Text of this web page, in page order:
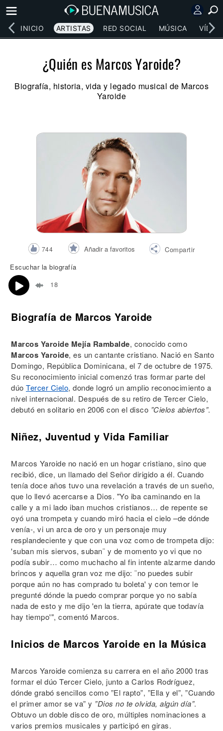
INICIO ARTISTAS RED SOCIAL MÚSICA
¿Quién es Marcos Yaroide?
Biografía, historia, vida y legado musical de Marcos
Yaroide
744 Añadir a favoritos
Compartir
Escuchar la biografía
18
Biografía de Marcos Yaroide
Marcos Yaroide Mejía Rambalde, conocido como
Marcos Yaroide, es un cantante cristiano. Nació en Santo
Domingo, República Dominicana, el 7 de octubre de 1975.
Su reconocimiento inicial comenzó tras formar parte del
dúo Tercer Cielo, donde logró un amplio reconocimiento a
nivel internacional. Después de su retiro de Tercer Cielo,
debutó en solitario en 2006 con el disco ”Cielos abiertos”.
Niñez, Juventud y Vida Familiar
Marcos Yaroide no nació en un hogar cristiano, sino que
recibió, dice, un llamado del Señor dirigido a él. Cuando
tenía doce años tuvo una revelación a través de un sueño,
que lo llevó acercarse a Dios. "Yo iba caminando en la
calle y a mi lado iban muchos cristianos… de repente se
oyó una trompeta y cuando miró hacia el cielo –de dónde
venía-, vi un arca de oro y un personaje muy
resplandeciente y que con una voz como de trompeta dijo:
'suban mis siervos, suban¨ y de momento yo vi que no
podía subir… como muchacho al fin intente alzarme dando
brincos y aquella gran voz me dijo: ¨no puedes subir
porque aún no has comprado tu boleta' y con temor le
pregunté dónde la puedo comprar porque yo no sabía
nada de esto y me dijo 'en la tierra, apúrate que todavía
hay tiempo'", comentó Marcos.
Inicios de Marcos Yaroide en la Música
Marcos Yaroide comienza su carrera en el año 2000 tras
formar el dúo Tercer Cielo, junto a Carlos Rodríguez,
dónde grabó sencillos como ”El rapto”, ”Ella y el”, ”Cuando
el primer amor se va” y ”Dios no te olvida, algún día”.
Obtuvo un doble disco de oro, múltiples nominaciones a
varios premios musicales y participó en giras.